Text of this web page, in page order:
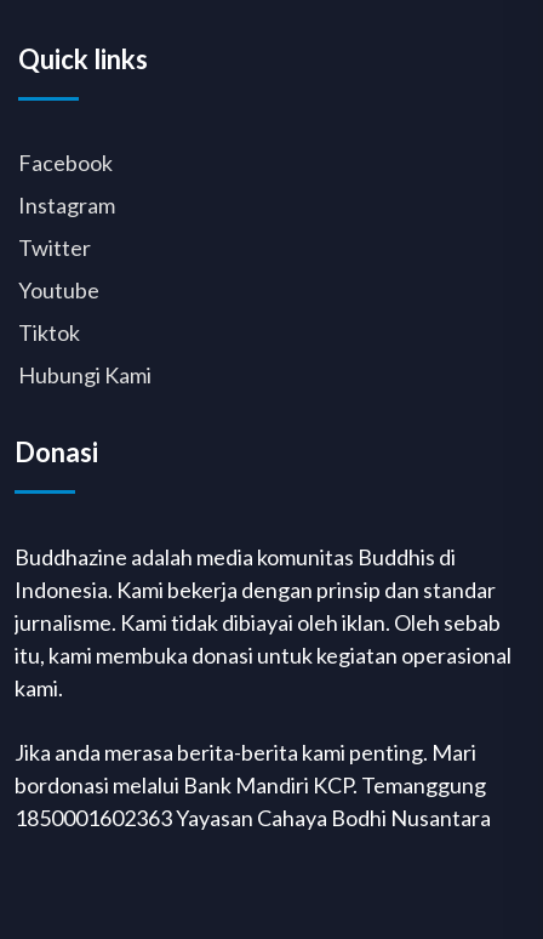
Quick links
Facebook
Instagram
Twitter
Youtube
Tiktok
Hubungi Kami
Donasi
Buddhazine adalah media komunitas Buddhis di
Indonesia. Kami bekerja dengan prinsip dan standar
jurnalisme. Kami tidak dibiayai oleh iklan. Oleh sebab
itu, kami membuka donasi untuk kegiatan operasional
kami.
Jika anda merasa berita-berita kami penting. Mari
bordonasi melalui Bank Mandiri KCP. Temanggung
1850001602363 Yayasan Cahaya Bodhi Nusantara